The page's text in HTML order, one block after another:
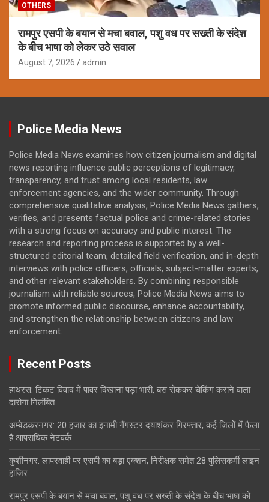
OTHERS
रामपुर एसपी के बयान से मचा बवाल, पशु वध पर सख्ती के संदेश
के बीच भाषा को लेकर उठे सवाल
August 7, 2026 admin
Police Media News
Police Media News examines how citizen journalism and digital
news reporting influence public perceptions of legitimacy,
transparency, and trust among local residents, law
enforcement agencies, and the wider community. Through
comprehensive qualitative analysis, Police Media News gathers,
verifies, and presents factual police and crime-related stories
with a strong focus on accuracy and public interest. The
research and reporting process is supported by a well-
structured editorial team, detailed field verification, and in-depth
interviews with police officers, officials, subject-matter experts,
and other relevant stakeholders. By combining responsible
journalism with reliable sources, Police Media News aims to
promote informed public discourse, enhance accountability,
and strengthen the relationship between citizens and law
enforcement.
Recent Posts
हाथरस: टिकट विवाद में पावर दिखाना पड़ा भारी, बस रोककर चेकिंग कराने वाला
दारोगा निलंबित
अम्बेडकरनगर: 20 हजार का इनामी गैंगस्टर दयाशंकर गिरफ्तार, कई जिलों में फैला
है आपराधिक नेटवर्क
कुशीनगर: लापरवाही पर एसपी का बड़ा एक्शन, निरीक्षक समेत 28 पुलिसकर्मी लाइन
हाजिर
रामपुर एसपी के बयान से मचा बवाल, पशु वध पर सख्ती के संदेश के बीच भाषा को